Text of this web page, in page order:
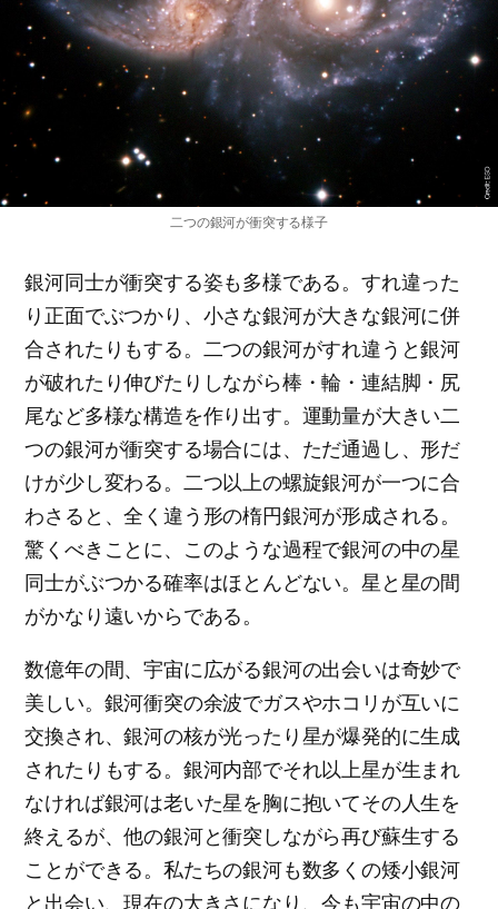
二つの銀河が衝突する様子
銀河同士が衝突する姿も多様である。すれ違った
り正面でぶつかり、小さな銀河が大きな銀河に併
合されたりもする。二つの銀河がすれ違うと銀河
が破れたり伸びたりしながら棒・輪・連結脚・尻
尾など多様な構造を作り出す。運動量が大きい二
つの銀河が衝突する場合には、ただ通過し、形だ
けが少し変わる。二つ以上の螺旋銀河が一つに合
わさると、全く違う形の楕円銀河が形成される。
驚くべきことに、このような過程で銀河の中の星
同士がぶつかる確率はほとんどない。星と星の間
がかなり遠いからである。
数億年の間、宇宙に広がる銀河の出会いは奇妙で
美しい。銀河衝突の余波でガスやホコリが互いに
交換され、銀河の核が光ったり星が爆発的に生成
されたりもする。銀河内部でそれ以上星が生まれ
なければ銀河は老いた星を胸に抱いてその人生を
終えるが、他の銀河と衝突しながら再び蘇生する
ことができる。私たちの銀河も数多くの矮小銀河
と出会い、現在の大きさになり、今も宇宙の中の